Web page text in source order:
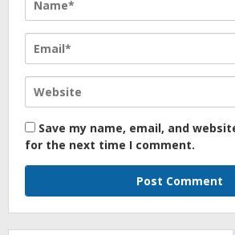
Save my name, email, and
for the next time I comment.